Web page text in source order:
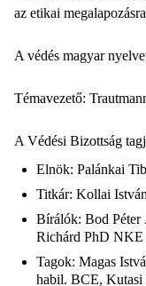
az etikai
A védés magyar
Témavezető:
A Védési Bizottság
Elnök: Palánkai
Titkár: Kollai
Bírálók: Bod Péter
Richárd PhD NKE
Tagok: Magas
habil. BCE,